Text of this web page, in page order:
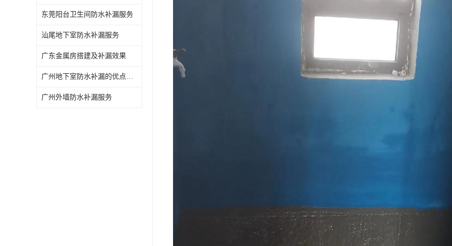
东莞阳台卫生间防水补漏服务
汕尾地下室防水补漏服务
广东金属房搭建及补漏效果
广州地下室防水补漏的优点和缺点
广州外墙防水补漏服务